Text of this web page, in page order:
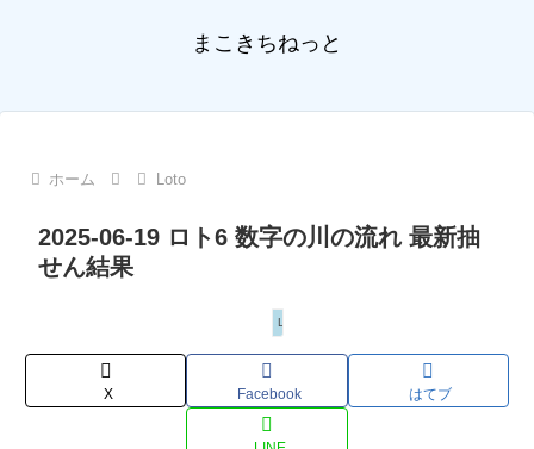
まこきちねっと
ホーム Loto
2025-06-19 ロト6 数字の川の流れ 最新抽
せん結果
Loto
X Facebook はてブ